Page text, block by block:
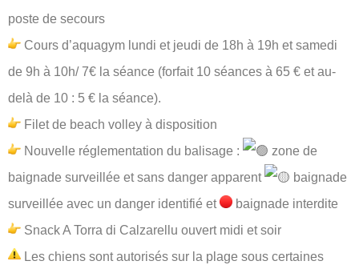
poste de secours
Cours d’aquagym lundi et jeudi de 18h à 19h et samedi
de 9h à 10h/ 7€ la séance (forfait 10 séances à 65 € et au-
delà de 10 : 5 € la séance).
Filet de beach volley à disposition
Nouvelle réglementation du balisage :
zone de
baignade surveillée et sans danger apparent
baignade
surveillée avec un danger identifié et
baignade interdite
SnackA Torra di Calzarellu ouvert midi et soir
Les chiens sont autorisés sur la plage sous certaines